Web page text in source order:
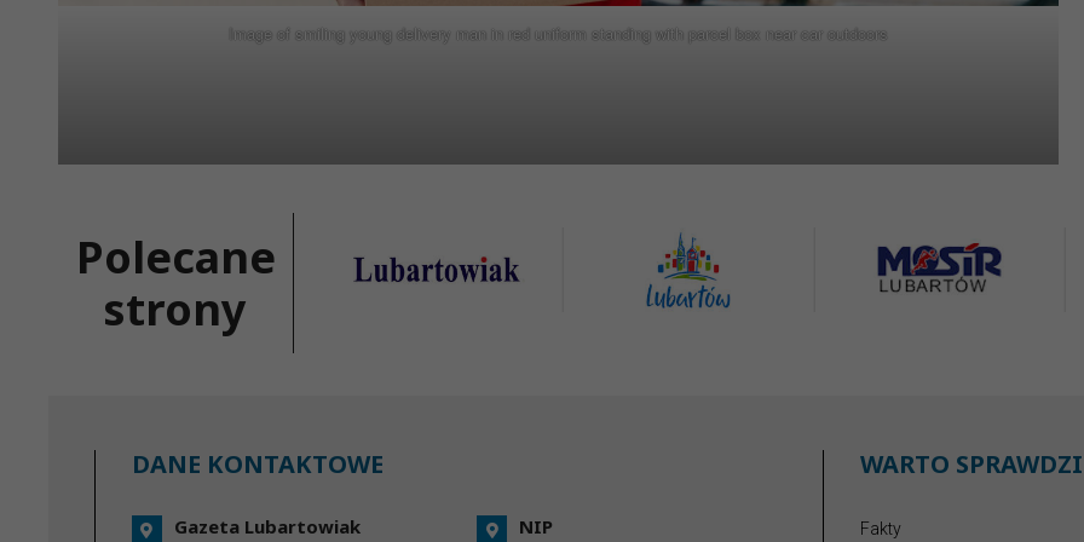
Image of smiling young delivery man in red uniform standing with parcel box near car outdoors
Polecane
strony
DANE KONTAKTOWE
Gazeta Lubartowiak NIP
WARTO
Fakty